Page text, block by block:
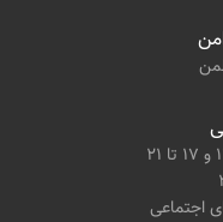
اجتماعی